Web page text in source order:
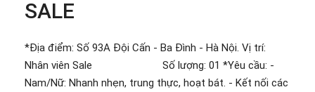
SALE
*Địa điểm: Số 93A Đội Cấn - Ba Đình - Hà Nội. Vị trí:
Nhân viên Sale Số lượng: 01 *Yêu cầu: -
Nam/Nữ: Nhanh nhẹn, trung thực, hoạt bát. - Kết nối các